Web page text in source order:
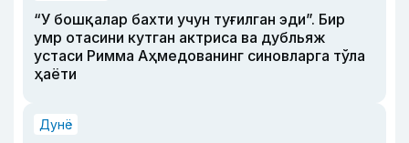
“У бошқалар бахти учун туғилган эди”. Бир
умр отасини кутган актриса ва дубльяж
устаси Римма Аҳмедованинг синовларга тўла
ҳаёти
Дунё